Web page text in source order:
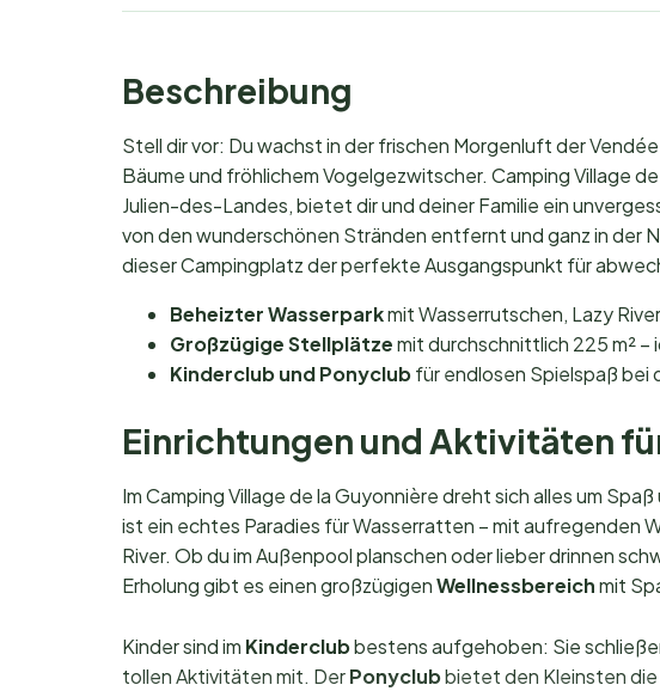
Beschreibung
Stell dir vor: Du wachst in der frischen Morgenluft der
Bäume und fröhlichem Vogelgezwitscher. Camping Village
Julien-des-Landes, bietet dir und deiner Familie ein
von den wunderschönen Stränden entfernt und ganz in der
dieser Campingplatz der perfekte Ausgangspunkt für
Beheizter Wasserparkmit Wasserrutschen, Lazy
Großzügige Stellplätzemit durchschnittlich 225 m²
Kinderclub und Ponyclubfür endlosen Spielspaß bei
Einrichtungen und Aktivitäten
Im Camping Village de la Guyonnière dreht sich alles um
ist ein echtes Paradies für Wasserratten – mit aufregenden
River. Ob du im Außenpool planschen oder lieber drinnen
Erholung gibt es einen großzügigenWellnessbereichmit
Kinder sind im Kinderclubbestens aufgehoben: Sie
tollen Aktivitäten mit. DerPonyclubbietet den Kleinsten die